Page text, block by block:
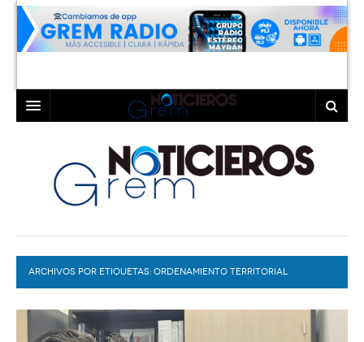
LAGUNA
TORREÓN
GÓMEZ PALACIO
LERDO
COAHUILA
DURANGO
DEPORTES
EXA
COLABORADORES
ARCHIVOS POR ETIQUETAS: ORDENAMIENTO TERRITORIAL